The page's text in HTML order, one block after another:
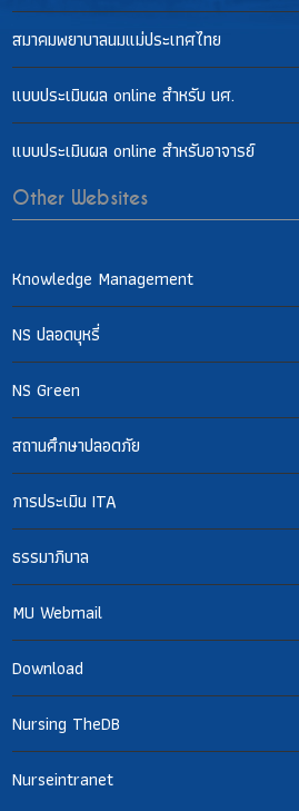
สมาคมพยาบาลนมแม่ประเทศไทย
แบบประเมินผล online สำหรับ นศ.
แบบประเมินผล online สำหรับอาจารย์
Other Websites
Knowledge Management
NS ปลอดบุหรี่
NS Green
สถานศึกษาปลอดภัย
การประเมิน ITA
ธรรมาภิบาล
MU Webmail
Download
Nursing TheDB
Nurseintranet